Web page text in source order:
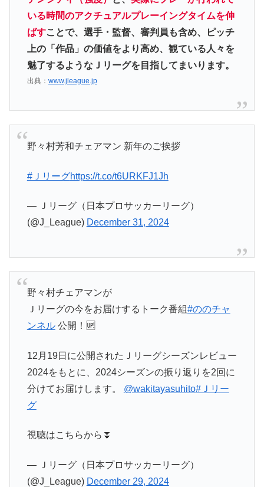
いる時間のアクチュアルプレーイングタイムを伸
ばすことで、選手・監督、審判員も含め、ピッチ
上の「作品」の価値をより高め、観ている人々を
魅了するようなＪリーグを目指してまいります。
出典： www.jleague.jp
野々村芳和チェアマン 新年のご挨拶
#Ｊリーグhttps://t.co/t6URKFJ1Jh
— Ｊリーグ（日本プロサッカーリーグ）
(@J_League) December 31, 2024
野々村チェアマンが
Ｊリーグの今をお届けするトーク番組#ののチャ
ンネル公開！🆙
12月19日に公開されたＪリーグシーズンレビュー
2024をもとに、2024シーズンの振り返りを2回に
分けてお届けします。 @wakitayasuhito#Ｊリー
グ
視聴はこちらから⏬
— Ｊリーグ（日本プロサッカーリーグ）
(@J_League) December 29, 2024